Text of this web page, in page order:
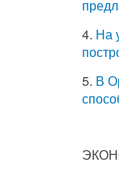
4. На
5. В